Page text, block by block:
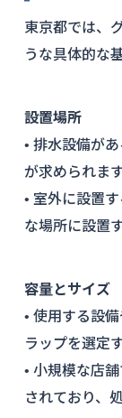
東京都では、
うな具体的な
設置場所
• 排水設備が
が求められます
• 室外に設置
な場所に設置
容量とサイズ
• 使用する設
ラップを選定
• 小規模な店
されており、